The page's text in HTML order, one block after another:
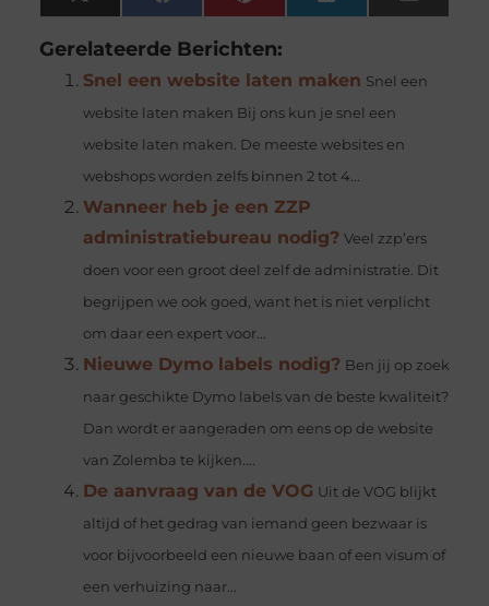
(Twitter)
Gerelateerde Berichten:
Snel een website laten maken Snel een
website laten maken Bij ons kun je snel een
website laten maken. De meeste websites en
webshops worden zelfs binnen 2 tot 4...
Wanneer heb je een ZZP
administratiebureau nodig? Veel zzp’ers
doen voor een groot deel zelf de administratie. Dit
begrijpen we ook goed, want het is niet verplicht
om daar een expert voor...
Nieuwe Dymo labels nodig? Ben jij op zoek
naar geschikte Dymo labels van de beste kwaliteit?
Dan wordt er aangeraden om eens op de website
van Zolemba te kijken....
De aanvraag van de VOG Uit de VOG blijkt
altijd of het gedrag van iemand geen bezwaar is
voor bijvoorbeeld een nieuwe baan of een visum of
een verhuizing naar...